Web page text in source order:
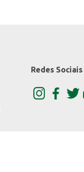
Redes Sociais